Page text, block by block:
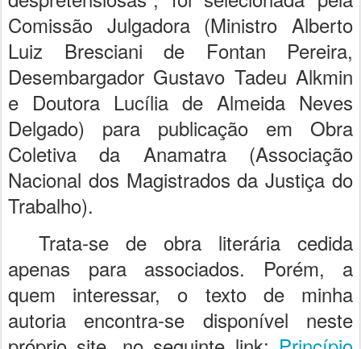
Comissão Julgadora (Ministro Alberto
Luiz Bresciani de Fontan Pereira,
Desembargador Gustavo Tadeu Alkmin
e Doutora Lucília de Almeida Neves
Delgado) para publicação em Obra
Coletiva da Anamatra (Associação
Nacional dos Magistrados da Justiça do
Trabalho).
Trata-se de obra literária cedida
apenas para associados. Porém, a
quem interessar, o texto de minha
autoria encontra-se disponível neste